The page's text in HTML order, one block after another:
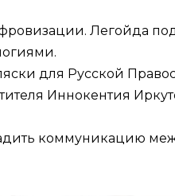
Легойда
для Русской
Иннокентия
коммуникацию